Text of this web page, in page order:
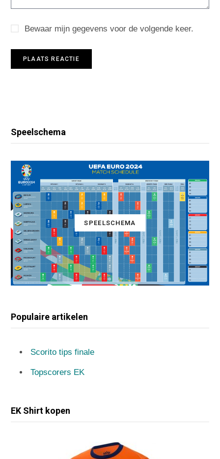
Bewaar mijn gegevens voor de volgende keer.
Speelschema
SPEELSCHEMA
Populaire artikelen
Scorito tips finale
Topscorers EK
EK Shirt kopen